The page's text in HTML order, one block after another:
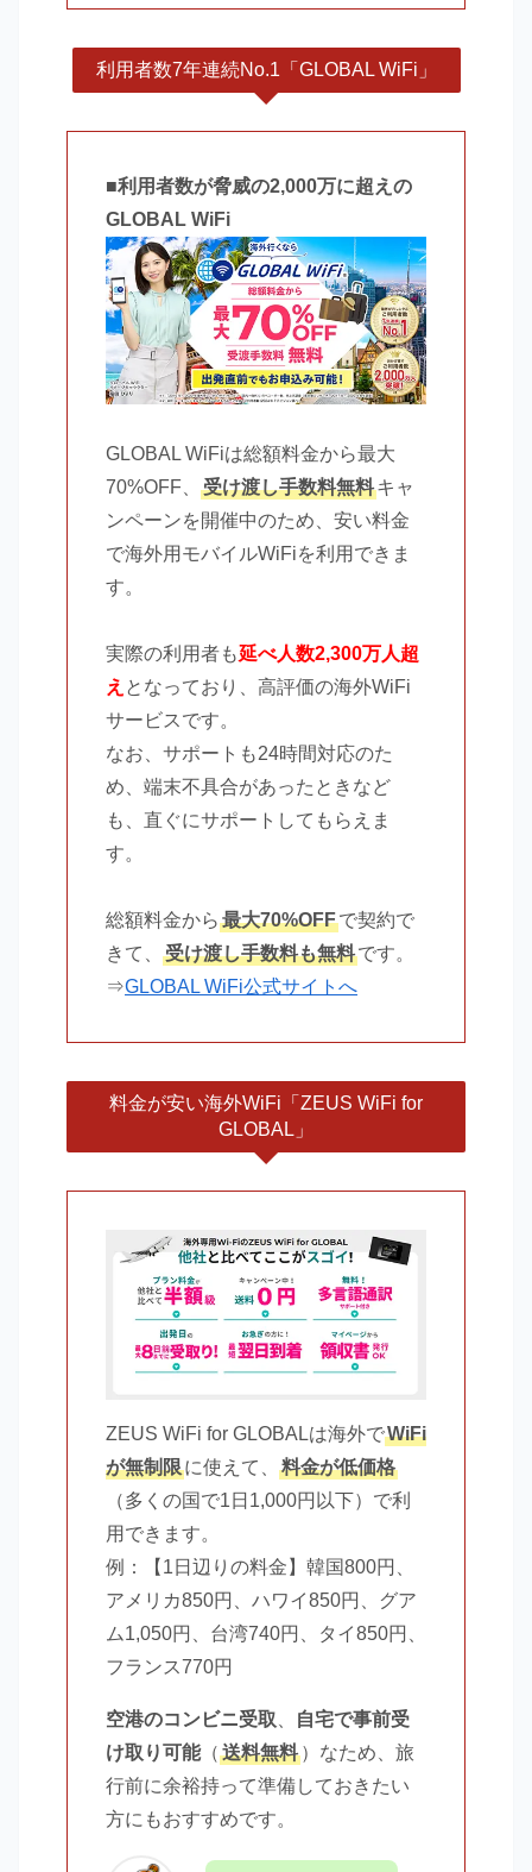
利用者数7年連続No.1「GLOBAL WiFi」
■利用者数が脅威の2,000万に超えの
GLOBAL WiFi
GLOBAL WiFiは総額料金から最大
70%OFF、
受け渡し手数料無料キャ
ンペーンを開催中のため、安い料金
で海外用モバイルWiFiを利用できま
す。
実際の利用者も延べ人数2,300万人超
え となっており、高評価の海外WiFi
サービスです。
なお、サポートも24時間対応のた
め、端末不具合があったときなど
も、直ぐにサポートしてもらえま
す。
総額料金から 最大70%OFFで契約で
きて、
受け渡し手数料も無料です。
⇒GLOBAL WiFi公式サイトへ
料金が安い海外WiFi「ZEUS WiFi for
GLOBAL」
ZEUS WiFi for GLOBALは海外でWiFi
が無制限に使えて、
料金が低価格
（多くの国で1日1,000円以下）で利
用できます。
例：【1日辺りの料金】韓国800円、
アメリカ850円、ハワイ850円、グア
ム1,050円、台湾740円、タイ850円、
フランス770円
空港のコンビニ受取
自宅で事前受
け取り可能（ 送料無料 ）なため、旅
行前に余裕持って準備しておきたい
方にもおすすめです。